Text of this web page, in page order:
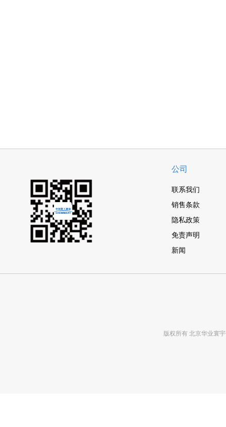
公司
联系我们
销售条款
隐私政策
免责声明
新闻
版权所有 北京华业寰